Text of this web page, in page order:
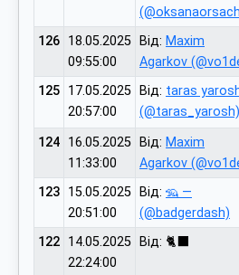
126 18.05.2025
09:55:00
Від: Maxim
Agarkov
125 17.05.2025
20:57:00
Від: taras
(@taras_yarosh)
124 16.05.2025
11:33:00
Від: Maxim
Agarkov
123 15.05.2025
20:51:00
Від: 🦡 —
(@badgerdash)
122 14.05.2025
22:24:00
Від: 🐈‍⬛